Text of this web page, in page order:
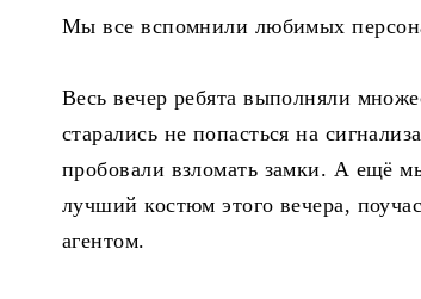
Мы все вспомнили любимых
Весь вечер ребята выполняли
старались не попасться на
пробовали взломать замки. А ещё
лучший костюм этого вечера,
агентом.